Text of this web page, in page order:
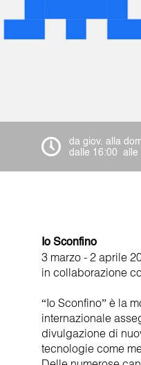
da giov. alla
dalle 16:00 alle
Io Sconfino
3 marzo - 2 aprile
in collaborazione
“Io Sconfino” è la
internazionale
divulgazione di
tecnologie come